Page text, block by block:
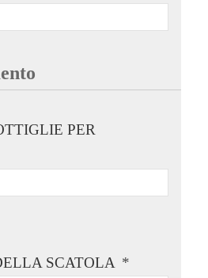
PER
SCATOLA *